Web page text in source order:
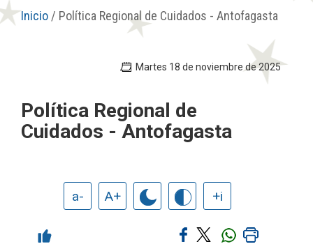
Inicio / Política Regional de Cuidados - Antofagasta
Martes 18 de noviembre de 2025
Política Regional de
Cuidados - Antofagasta
a- A+ +i